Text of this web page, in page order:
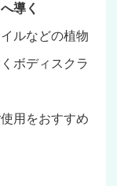
導く
ルなどの植物
ボディスクラ
用をおすすめ